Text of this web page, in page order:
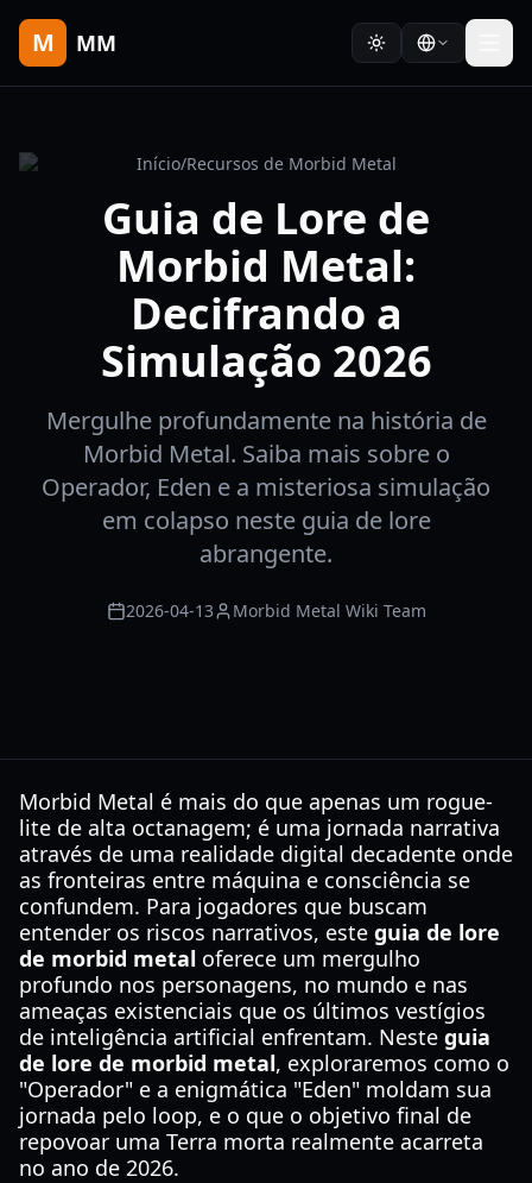
M MM
Início/Recursos de Morbid Metal
Guia de Lore de
Morbid Metal:
Decifrando a
Simulação 2026
Mergulhe profundamente na história de
Morbid Metal. Saiba mais sobre o
Operador, Eden e a misteriosa simulação
em colapso neste guia de lore
abrangente.
2026-04-13 Morbid Metal Wiki Team
Morbid Metal é mais do que apenas um rogue-
lite de alta octanagem; é uma jornada narrativa
através de uma realidade digital decadente onde
as fronteiras entre máquina e consciência se
confundem. Para jogadores que buscam
entender os riscos narrativos, este guia de lore
de morbid metal oferece um mergulho
profundo nos personagens, no mundo e nas
ameaças existenciais que os últimos vestígios
de inteligência artificial enfrentam. Neste guia
de lore de morbid metal, exploraremos como o
"Operador" e a enigmática "Eden" moldam sua
jornada pelo loop, e o que o objetivo final de
repovoar uma Terra morta realmente acarreta
no ano de 2026.